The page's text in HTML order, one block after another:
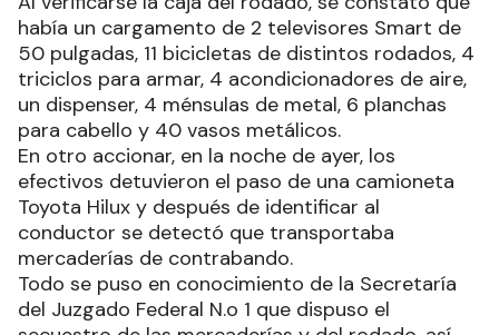
había un cargamento de 2 televisores Smart de
50 pulgadas, 11 bicicletas de distintos rodados, 4
triciclos para armar, 4 acondicionadores de aire,
un dispenser, 4 ménsulas de metal, 6 planchas
para cabello y 40 vasos metálicos.
En otro accionar, en la noche de ayer, los
efectivos detuvieron el paso de una camioneta
Toyota Hilux y después de identificar al
conductor se detectó que transportaba
mercaderías de contrabando.
Todo se puso en conocimiento de la Secretaría
del Juzgado Federal N.o 1 que dispuso el